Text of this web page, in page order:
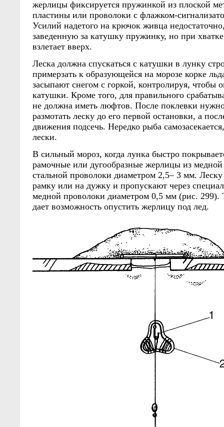
жерлицы фиксируется пружинкой из плоской
пластины или проволоки с флажком-
Усилий надетого на крючок живца
заведенную за катушку пружинку, но при
взлетает вверх.
Леска должна спускаться с катушки в лунку
примерзать к образующейся на морозе корке
засыпают снегом с горкой, контролируя, чтобы
катушки. Кроме того, для правильного
не должна иметь люфтов. После поклевки
размотать леску до его первой остановки, а
движения подсечь. Нередко рыба
лески.
В сильный мороз, когда лунка быстро
рамочные или дугообразные жерлицы из
стальной проволоки диаметром 2,5– 3 мм.
рамку или на дужку и пропускают через
медной проволоки диаметром 0,5 мм (рис. 299).
дает возможность опустить жерлицу под лед.